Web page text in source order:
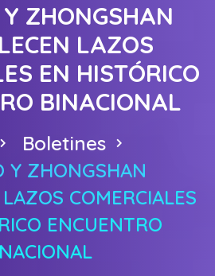
ZHONGSHAN
LAZOS
EN HISTÓRICO
BINACIONAL
Boletines
Y ZHONGSHAN
COMERCIALES
ENCUENTRO